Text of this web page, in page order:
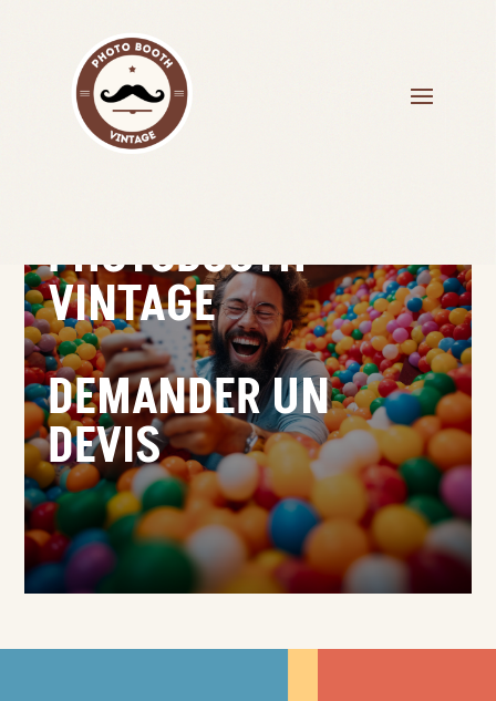
PHOTOBOOTH
VINTAGE
DEMANDER UN
DEVIS